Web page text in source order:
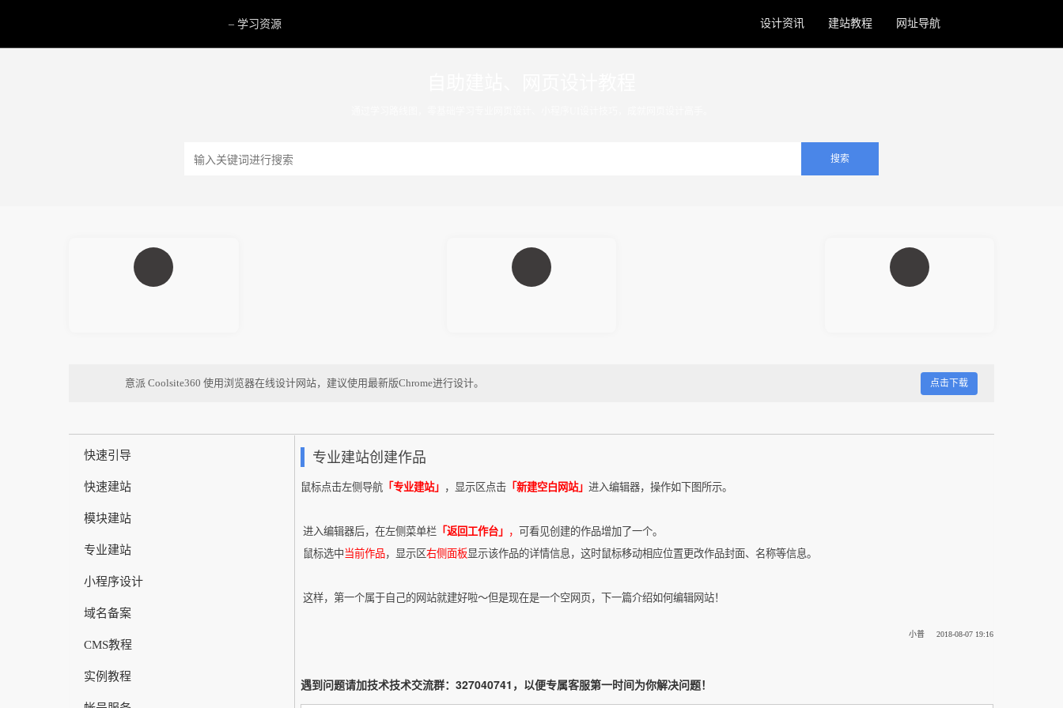
– 学习资源 设计资讯 建站教程 网址导航
搜索
意派 Coolsite360 使用浏览器在线设计网站，建议使用最新版Chrome进行设计。 点击下载
快速引导
快速建站
模块建站
专业建站
小程序设计
域名备案
CMS教程
实例教程
专业建站创建作品
鼠标点击左侧导航 「专业建站」 ，显示区点击 「新建空白网站」 进入编辑器，操作如下图所示。
进入编辑器后，在左侧菜单栏 「返回工作台」 ，
可看见创建的作品增加了一个。
鼠标选中当前作品，显示区右侧面板显示该作品的详情信息，这时鼠标移动相应位置更改作品封面、名称等信息。
这样，第一个属于自己的网站就建好啦～但是现在是一个空网页，下一篇介绍如何编辑网站！
小普 2018-08-07 19:16
遇到问题请加技术技术交流群：327040741，以便专属客服第一时间为你解决问题！